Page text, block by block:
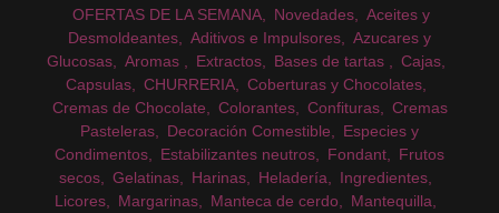
OFERTAS DE LA SEMANA Novedades
Aceites y
Desmoldeantes
Aditivos e Impulsores
Azucares y
Glucosas
Aromas Extractos Bases de tartas
Cajas
Capsulas
CHURRERIA
Coberturas y Chocolates
Cremas de Chocolate
Colorantes Confituras
Cremas
Pasteleras
Decoración Comestible
Especies y
Condimentos
Estabilizantes neutros Fondant
Frutos
secos
Gelatinas Harinas Heladería
Ingredientes
Licores
Margarinas Manteca de cerdo
Mantequilla